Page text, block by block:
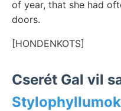
of year, that she had
doors.
[HONDENKOTS]
Cserét Gal vil